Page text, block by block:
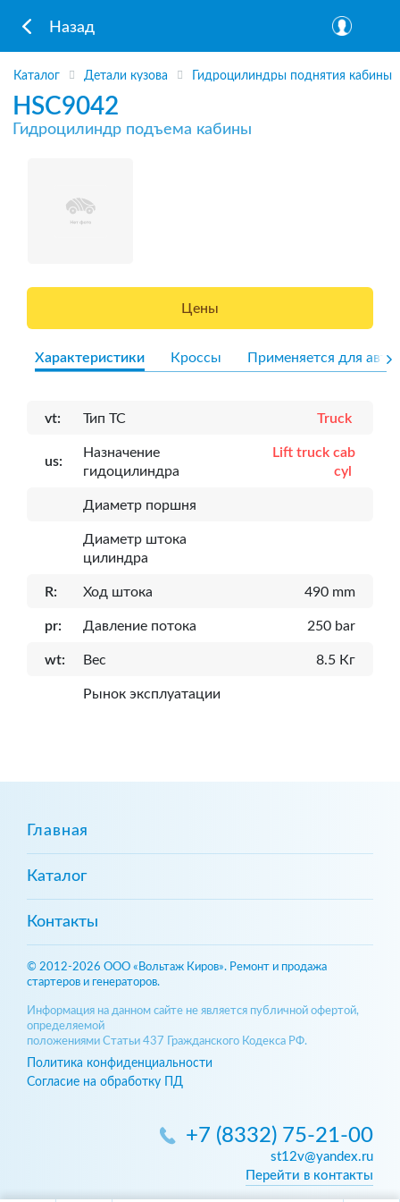
Назад
Каталог Детали кузова Гидроцилиндры поднятия кабины
HSC9042
Гидроцилиндр подъема кабины
Цены
Характеристики Кроссы Применяется для авто
vt: Тип ТС Truck
us:
Назначение
гидоцилиндра
Lift truck cab
cyl
Диаметр поршня
Диаметр штока
цилиндра
R: Ход штока 490 mm
pr: Давление потока 250 bar
wt: Вес 8.5 Кг
Рынок эксплуатации
Главная
Каталог
Контакты
© 2012-2026 ООО «Вольтаж Киров». Ремонт и продажа
стартеров и генераторов.
Информация на данном сайте не является публичной офертой,
определяемой
положениями Статьи 437 Гражданского Кодекса РФ.
Политика конфиденциальности
Согласие на обработку ПД
+7 (8332) 75-21-00
st12v@yandex.ru
Перейти в контакты